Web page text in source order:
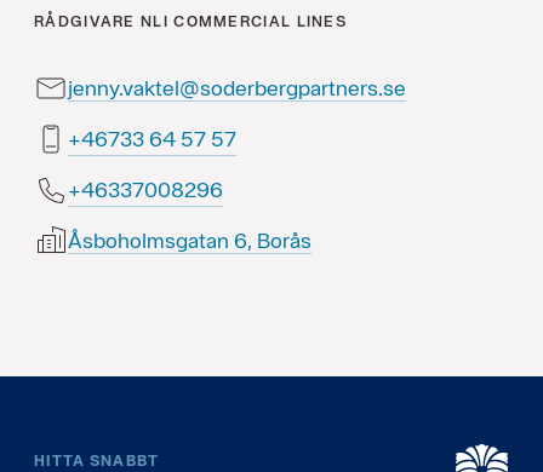
RÅDGIVARE NLI COMMERCIAL LINES
jenny.vaktel@soderbergpartners.se
75 75 46 33764+
69280073364+
Åsboholmsgatan 6, Borås
HITTA SNABBT